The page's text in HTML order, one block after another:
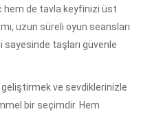
hem de tavla keyfinizi üst
uzun süreli oyun seansları
taşları güvenle
ve sevdiklerinizle
bir seçimdir. Hem